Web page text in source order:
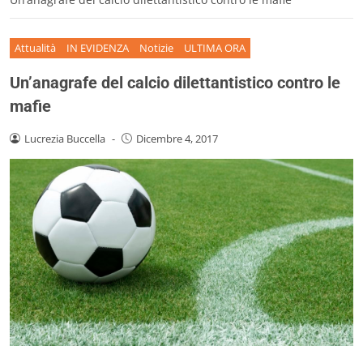
Attualità IN EVIDENZA Notizie ULTIMA ORA
Un’anagrafe del calcio dilettantistico contro le
mafie
Lucrezia Buccella - Dicembre 4, 2017